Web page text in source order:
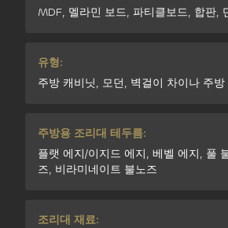
MDF, 멜라민 보드, 파티클보드, 합판,
유형:
주방 캐비닛, 모던, 벽걸이 차이나 주
주방용 조리대 테두름:
플랫 에지/이지드 에지, 베벨 에지, 풀
즈, 비라미네이트 불노즈
조리대 재료: